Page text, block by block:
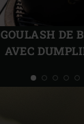
GOULASH DE
AVEC